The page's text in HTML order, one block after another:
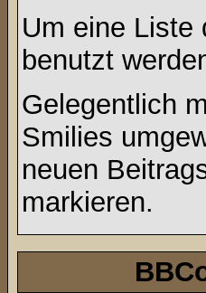
Um eine Liste
benutzt
Gelegentlich
Smilies
neuen
markieren.